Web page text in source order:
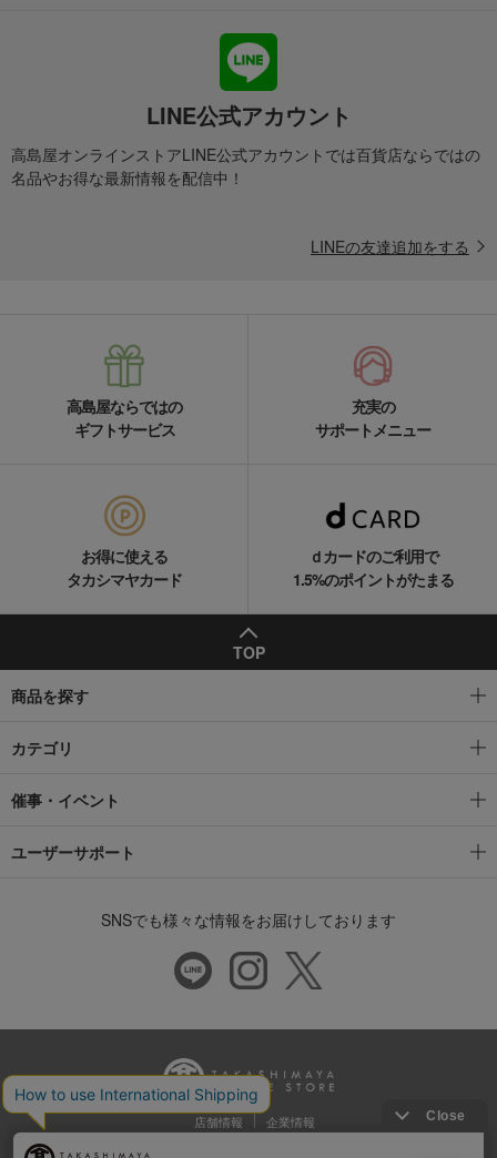
LINE公式アカウント
高島屋オンラインストアLINE公式アカウントでは百貨店ならではの
名品やお得な最新情報を配信中！
LINEの友達追加をする
高島屋ならではの
ギフトサービス
充実の
サポートメニュー
お得に使える
タカシマヤカード
ｄカードのご利用で
1.5%のポイントがたまる
TOP
商品を探す
カテゴリ
催事・イベント
ユーザーサポート
SNSでも様々な情報をお届けしております
店舗情報 企業情報